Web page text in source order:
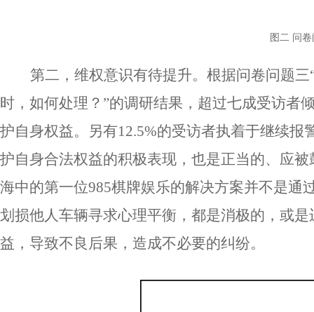
图二 问
第二，维权意识有待提升。根据问卷问题三
时，如何处理？”的调研结果，超过七成受访者
护自身权益。另有12.5%的受访者执着于继续
护自身合法权益的积极表现，也是正当的、应
海中的第一位985棋牌娱乐的解决方案并不是通
划损他人车辆寻求心理平衡，都是消极的，或
益，导致不良后果，造成不必要的纠纷。